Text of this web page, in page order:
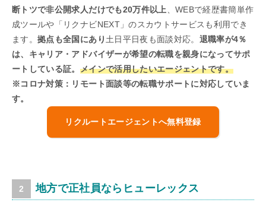
断トツで非公開求人だけでも20万件以上
、WEBで経歴書簡単作
成ツールや「リクナビNEXT」のスカウトサービスも利用でき
ます。拠点も全国にあり 土日平日夜も面談対応。 退職率が4％
は、キャリア・アドバイザーが希望の転職を親身になってサポ
ートしている証。 メインで活用したいエージェントです。
※コロナ対策：リモート面談等の転職サポートに対応していま
す。
リクルートエージェントへ無料登録
地方で正社員ならヒューレックス